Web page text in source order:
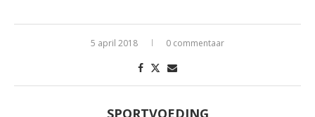
5 april 2018 0 commentaar
SPORTVOEDING